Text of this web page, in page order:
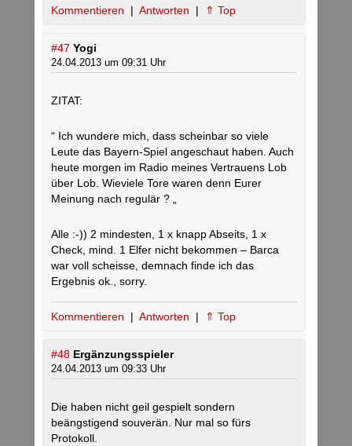
Kommentieren | Antworten | ⇑ Top
#47 Yogi
24.04.2013 um 09:31 Uhr
ZITAT:
“ Ich wundere mich, dass scheinbar so viele
Leute das Bayern-Spiel angeschaut haben. Auch
heute morgen im Radio meines Vertrauens Lob
über Lob. Wieviele Tore waren denn Eurer
Meinung nach regulär ? „
Alle :-)) 2 mindesten, 1 x knapp Abseits, 1 x
Check, mind. 1 Elfer nicht bekommen – Barca
war voll scheisse, demnach finde ich das
Ergebnis ok., sorry.
Kommentieren | Antworten | ⇑ Top
#48 Ergänzungsspieler
24.04.2013 um 09:33 Uhr
Die haben nicht geil gespielt sondern
beängstigend souverän. Nur mal so fürs
Protokoll.